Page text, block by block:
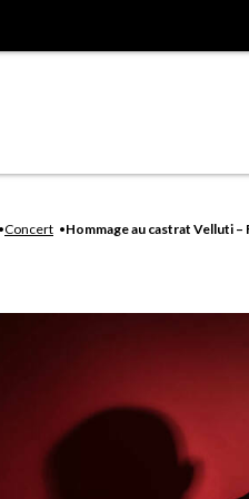
Concert Hommage au castrat Velluti –